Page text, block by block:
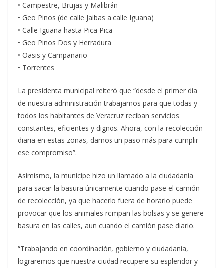
• Campestre, Brujas y Malibrán
• Geo Pinos (de calle Jaibas a calle Iguana)
• Calle Iguana hasta Pica Pica
• Geo Pinos Dos y Herradura
• Oasis y Campanario
• Torrentes
La presidenta municipal reiteró que “desde el primer día
de nuestra administración trabajamos para que todas y
todos los habitantes de Veracruz reciban servicios
constantes, eficientes y dignos. Ahora, con la recolección
diaria en estas zonas, damos un paso más para cumplir
ese compromiso”.
Asimismo, la munícipe hizo un llamado a la ciudadanía
para sacar la basura únicamente cuando pase el camión
de recolección, ya que hacerlo fuera de horario puede
provocar que los animales rompan las bolsas y se genere
basura en las calles, aun cuando el camión pase diario.
“Trabajando en coordinación, gobierno y ciudadanía,
lograremos que nuestra ciudad recupere su esplendor y